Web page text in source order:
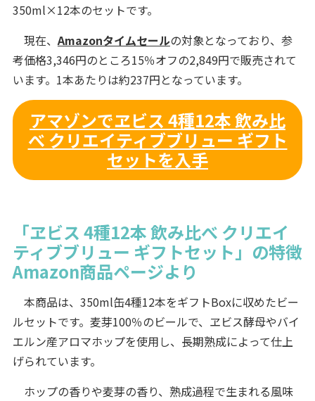
350ml×12本のセットです。
現在、Amazonタイムセールの対象となっており、参
考価格3,346円のところ15％オフの2,849円で販売されて
います。1本あたりは約237円となっています。
アマゾンでヱビス 4種12本 飲み比
べ クリエイティブブリュー ギフト
セットを入手
「ヱビス 4種12本 飲み比べ クリエイ
ティブブリュー ギフトセット」の特徴
Amazon商品ページより
本商品は、350ml缶4種12本をギフトBoxに収めたビー
ルセットです。麦芽100％のビールで、ヱビス酵母やバイ
エルン産アロマホップを使用し、長期熟成によって仕上
げられています。
ホップの香りや麦芽の香り、熟成過程で生まれる風味